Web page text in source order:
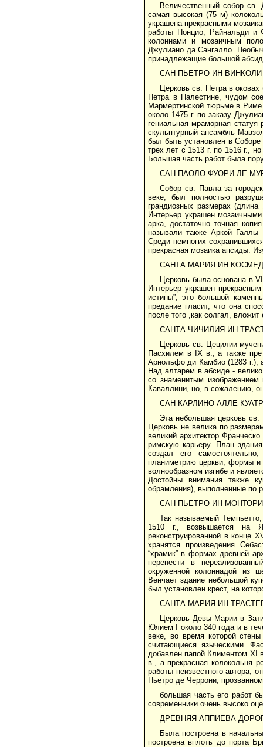
Величественный собор
самая высокая (75 м)
украшена прекрасными
работы Понцио, Райнальди и
колоннами и мозаичным
Джулиано да Сангалло.
принадлежащие большой
САН ПЬЕТРО ИН ВИНКОЛИ
Церковь св. Петра в
Петра в Палестине, чудом
Мармертинской тюрьме в
около 1475 г. по заказу
гениальная мраморная
скульптурный ансамбль
был быть установлен в
трех лет с 1513 г. по 1516 г.,
Большая часть работ была
САН ПАОЛО ФУОРИ ЛЕ
Собор св. Павла за
веке, был полностью
грандиозных размерах
Интерьер украшен
арка, достаточно точная
называли также Аркой Галлы
Среди немногих
прекрасная мозаика апсиды.
САНТА МАРИЯ ИН
Церковь была основана в
Интерьер украшен
истины”, это большой
предание гласит, что она
после того ,как солгал, вложит
САНТА ЧИЧИЛИЯ ИН
Церковь св. Цецилии
Пасхилем в IX в., а также
Арнольфо ди Камбио (1283 г.),
Над алтарем в абсиде -
со знаменитым
Каваллини, но, в сожалению,
САН КАРЛИНО АЛЛЕ
Эта небольшая церковь
Церковь не велика по
великий архитектор
римскую карьеру. План
создал его
планиметрию церкви, формы и
волнообразном изгибе и
Достойны внимания также
обрамления), выполненные по
САН ПЬЕТРО ИН
Так называемый
1510 г., возвышается на
реконструированной в конце
хранятся произведения
“храмик” в формах древней
перенести в
окруженной колоннадой из
Венчает здание небольшой
был установлен крест, на
САНТА МАРИЯ ИН
Церковь Девы Марии в
Юлием I около 340 года и в
веке, во время которой
считающиеся языческими.
добавлен папой Климентом XI
в., а прекрасная колокольня
работы неизвестного автора,
Пьетро де Черрони,
большая часть его работ
современники очень высоко
ДРЕВНЯЯ АППИЕВА
Была построена в
построена вплоть до порта